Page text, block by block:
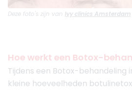
4.5
Opgericht in2010
9. SkinSurgery Clinics
4.8 (622 reviews)
Deze foto's zijn van Ivy clinics Amsterdam
Hoe werkt een Botox-
Tijdens een Botox-behandeling
kleine hoeveelheden